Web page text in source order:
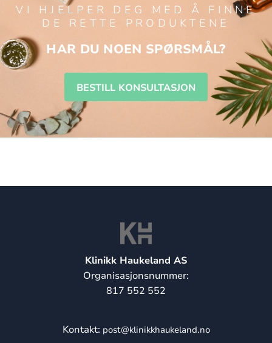
VI HJELPER DEG MED Å FINNE
DE RETTE PRODUKTENE
HAR DU NOEN SPØRSMÅL?
BESTILL KONSULTASJON
Klinikk Haukeland AS
Organisasjonsnummer:
817 552 552
Kontakt: post@klinikkhaukeland.no